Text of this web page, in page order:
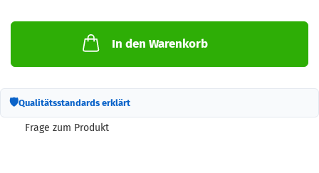
In den Warenkorb
🛡Qualitätsstandards erklärt
Frage zum Produkt